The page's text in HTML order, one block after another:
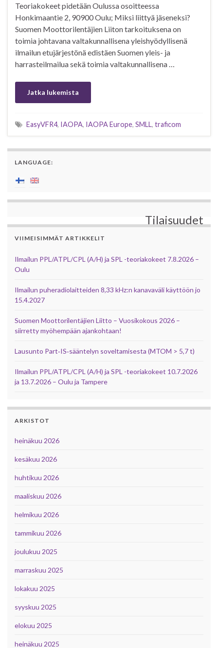
Teoriakokeet pidetään Oulussa osoitteessa
Honkimaantie 2, 90900 Oulu; Miksi liittyä jäseneksi?
Suomen Moottorilentäjien Liiton tarkoituksena on
toimia johtavana valtakunnallisena yleishyödyllisenä
ilmailun etujärjestönä edistäen Suomen yleis- ja
harrasteilmailua sekä toimia valtakunnallisena …
Jatka lukemista
EasyVFR4, IAOPA, IAOPA Europe, SMLL, traficom
LANGUAGE:
Tilaisuudet
VIIMEISIMMÄT ARTIKKELIT
Ilmailun PPL/ATPL/CPL (A/H) ja SPL -teoriakokeet 7.8.2026 –
Oulu
Ilmailun puheradiolaitteiden 8,33 kHz:n kanavaväli käyttöön jo
15.4.2027
Suomen Moottorilentäjien Liitto – Vuosikokous 2026 –
siirretty myöhempään ajankohtaan!
Lausunto Part‑IS‑sääntelyn soveltamisesta (MTOM > 5,7 t)
Ilmailun PPL/ATPL/CPL (A/H) ja SPL -teoriakokeet 10.7.2026
ja 13.7.2026 – Oulu ja Tampere
ARKISTOT
heinäkuu 2026
kesäkuu 2026
huhtikuu 2026
maaliskuu 2026
helmikuu 2026
tammikuu 2026
joulukuu 2025
marraskuu 2025
lokakuu 2025
syyskuu 2025
elokuu 2025
heinäkuu 2025